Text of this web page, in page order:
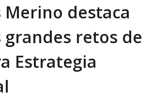
Merino destaca
grandes retos de
Estrategia